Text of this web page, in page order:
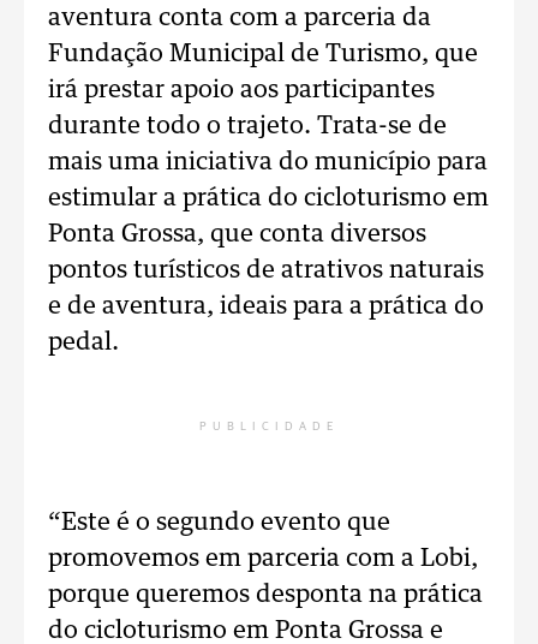
aventura conta com a parceria da
Fundação Municipal de Turismo, que
irá prestar apoio aos participantes
durante todo o trajeto. Trata-se de
mais uma iniciativa do município para
estimular a prática do cicloturismo em
Ponta Grossa, que conta diversos
pontos turísticos de atrativos naturais
e de aventura, ideais para a prática do
pedal.
PUBLICIDADE
“Este é o segundo evento que
promovemos em parceria com a Lobi,
porque queremos desponta na prática
do cicloturismo em Ponta Grossa e